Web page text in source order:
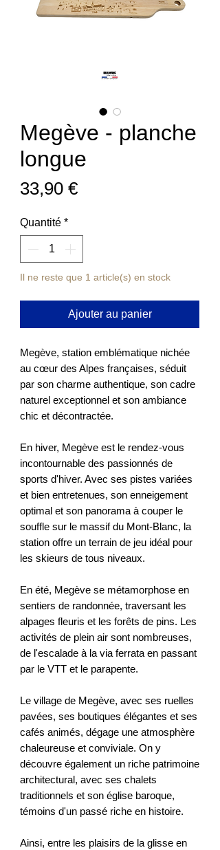
Megève - planche
longue
33,90 €Prix
Quantité *
Il ne reste que 1 article(s) en stock
Ajouter au panier
Megève, station emblématique nichée
au cœur des Alpes françaises, séduit
par son charme authentique, son cadre
naturel exceptionnel et son ambiance
chic et décontractée.
En hiver, Megève est le rendez-vous
incontournable des passionnés de
sports d'hiver. Avec ses pistes variées
et bien entretenues, son enneigement
optimal et son panorama à couper le
souffle sur le massif du Mont-Blanc, la
station offre un terrain de jeu idéal pour
les skieurs de tous niveaux.
En été, Megève se métamorphose en
sentiers de randonnée, traversant les
alpages fleuris et les forêts de pins. Les
activités de plein air sont nombreuses,
de l'escalade à la via ferrata en passant
par le VTT et le parapente.
Le village de Megève, avec ses ruelles
pavées, ses boutiques élégantes et ses
cafés animés, dégage une atmosphère
chaleureuse et conviviale. On y
découvre également un riche patrimoine
architectural, avec ses chalets
traditionnels et son église baroque,
témoins d'un passé riche en histoire.
Ainsi, entre les plaisirs de la glisse en